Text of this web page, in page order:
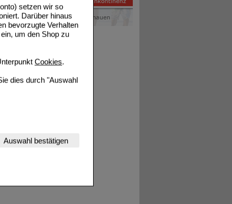
setzen wir so
Darüber hinaus
bevorzugte Verhalten
um den Shop zu
Cookies.
dies durch "Auswahl
Website
werden kann.
(z.B.
Auswahl bestätigen